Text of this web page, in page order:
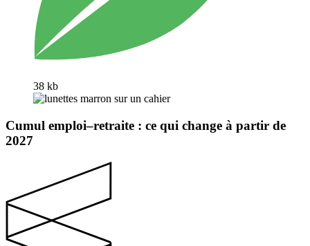
38 kb
Cumul emploi–retraite : ce qui change à partir de
2027